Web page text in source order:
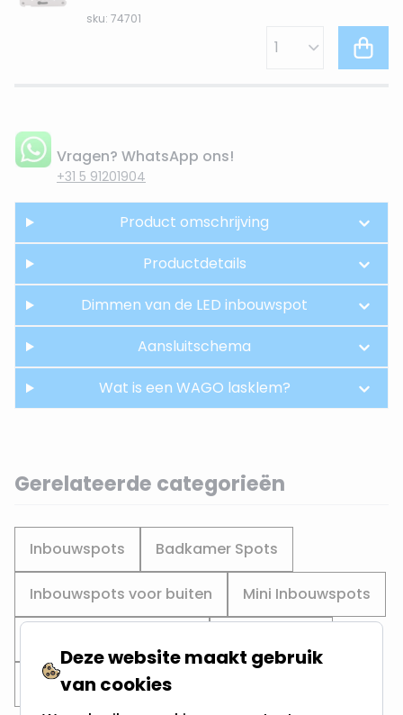
sku: 74701
Vragen? WhatsApp ons!
+31 5 91201904
Product omschrijving
Productdetails
Dimmen van de LED inbouwspot
Aansluitschema
Wat is een WAGO lasklem?
Gerelateerde categorieën
Inbouwspots Badkamer Spots
Inbouwspots voor buiten Mini Inbouwspots
Zaagmaat 50MM
Deze website maakt gebruik
van cookies